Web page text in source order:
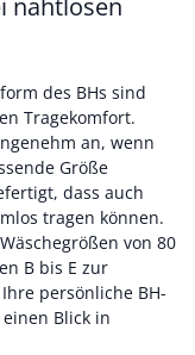
nahtlosen
des BHs sind
Tragekomfort.
an, wenn
Größe
dass auch
tragen können.
von 80
B bis E zur
persönliche BH-
Blick in